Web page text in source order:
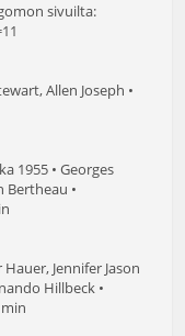
sivuilta:
Allen Joseph •
1955 • Georges
Bertheau •
Jennifer Jason
Hillbeck •